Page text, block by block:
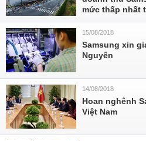
mức thấp nhất
15/08/2018
Samsung xin
Nguyên
14/08/2018
Hoan nghênh
Việt Nam